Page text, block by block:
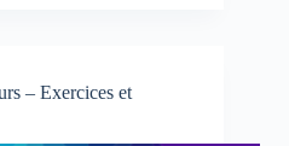
– Exercices et